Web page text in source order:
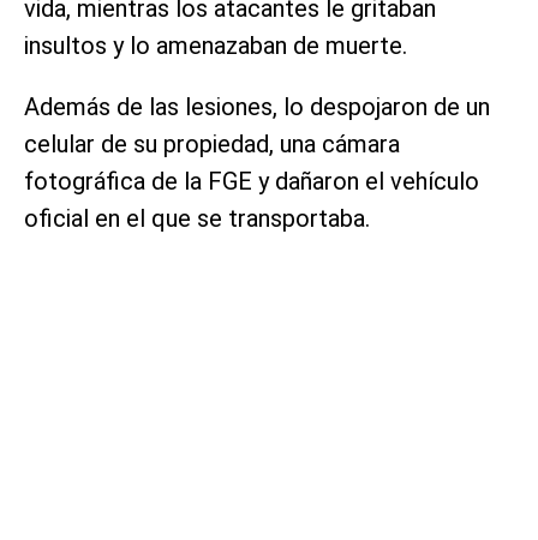
vida, mientras los atacantes le gritaban
insultos y lo amenazaban de muerte.
Además de las lesiones, lo despojaron de un
celular de su propiedad, una cámara
fotográfica de la FGE y dañaron el vehículo
oficial en el que se transportaba.